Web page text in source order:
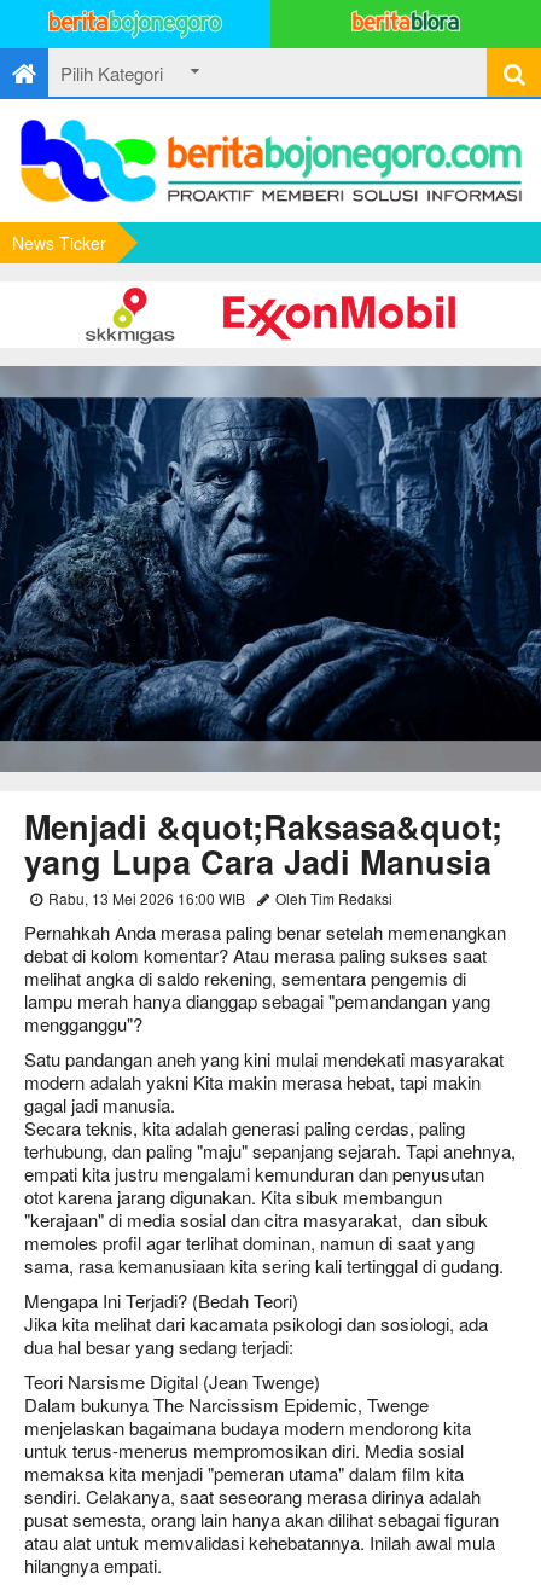
News Ticker
Menjadi &quot;Raksasa&quot;
yang Lupa Cara Jadi Manusia
Rabu, 13 Mei 2026 16:00 WIB Oleh Tim Redaksi
Pernahkah Anda merasa paling benar setelah memenangkan
debat di kolom komentar? Atau merasa paling sukses saat
melihat angka di saldo rekening, sementara pengemis di
lampu merah hanya dianggap sebagai "pemandangan yang
mengganggu"?
Satu pandangan aneh yang kini mulai mendekati masyarakat
modern adalah yakni Kita makin merasa hebat, tapi makin
gagal jadi manusia.
Secara teknis, kita adalah generasi paling cerdas, paling
terhubung, dan paling "maju" sepanjang sejarah. Tapi anehnya,
empati kita justru mengalami kemunduran dan penyusutan
otot karena jarang digunakan. Kita sibuk membangun
"kerajaan" di media sosial dan citra masyarakat, dan sibuk
memoles profil agar terlihat dominan, namun di saat yang
sama, rasa kemanusiaan kita sering kali tertinggal di gudang.
Mengapa Ini Terjadi? (Bedah Teori)
Jika kita melihat dari kacamata psikologi dan sosiologi, ada
dua hal besar yang sedang terjadi:
Teori Narsisme Digital (Jean Twenge)
Dalam bukunya The Narcissism Epidemic, Twenge
menjelaskan bagaimana budaya modern mendorong kita
untuk terus-menerus mempromosikan diri. Media sosial
memaksa kita menjadi "pemeran utama" dalam film kita
sendiri. Celakanya, saat seseorang merasa dirinya adalah
pusat semesta, orang lain hanya akan dilihat sebagai figuran
atau alat untuk memvalidasi kehebatannya. Inilah awal mula
hilangnya empati.